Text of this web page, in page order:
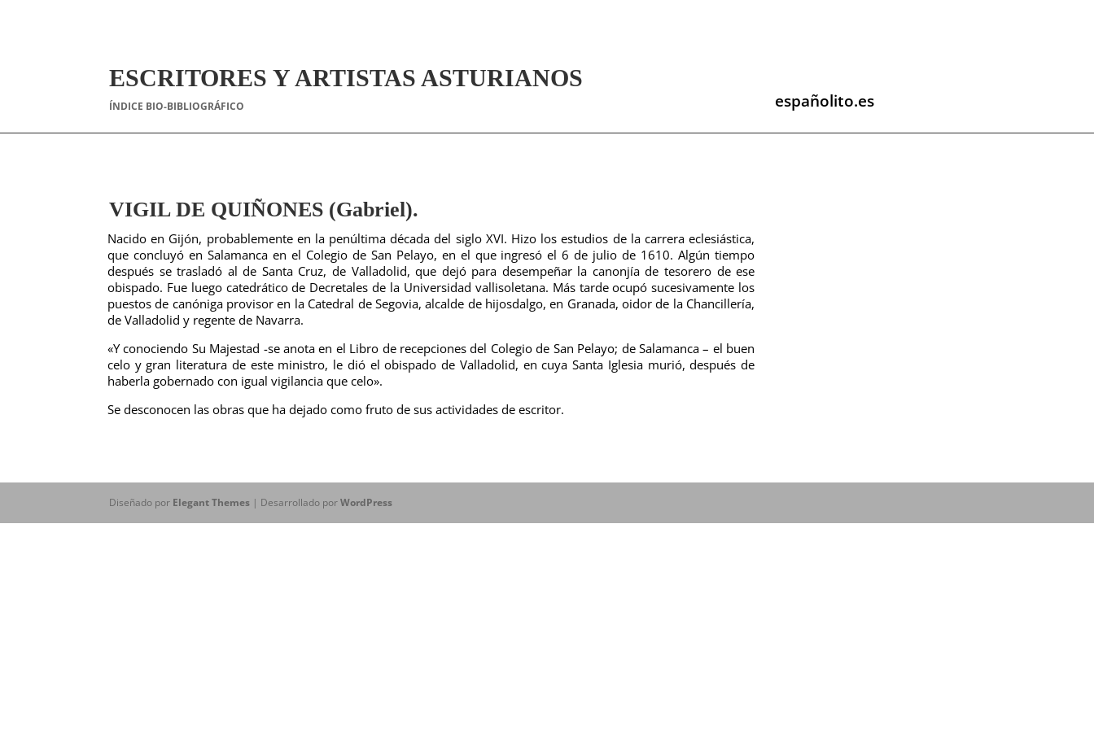
ESCRITORES Y ARTISTAS ASTURIANOS
ÍNDICE BIO-BIBLIOGRÁFICO españolito.es
VIGIL DE QUIÑONES (Gabriel).
Nacido en Gijón, probablemente en la penúltima década del siglo XVI. Hizo los estudios de la carrera eclesiástica,
que concluyó en Salamanca en el Colegio de San Pelayo, en el que ingresó el 6 de julio de 1610. Algún tiempo
después se trasladó al de Santa Cruz, de Valladolid, que dejó para desempeñar la canonjía de tesorero de ese
obispado. Fue luego catedrático de Decretales de la Universidad vallisoletana. Más tarde ocupó sucesivamente los
puestos de canóniga provisor en la Catedral de Segovia, alcalde de hijosdalgo, en Granada, oidor de la Chancillería,
de Valladolid y regente de Navarra.
«Y conociendo Su Majestad -se anota en el Libro de recepciones del Colegio de San Pelayo; de Salamanca – el buen
celo y gran literatura de este ministro, le dió el obispado de Valladolid, en cuyaSanta Iglesia murió, después de
haberla gobernado con igual vigilancia que celo».
Se desconocen las obras que ha dejado como fruto de sus actividades de escritor.
Diseñado por Elegant Themes | Desarrollado porWordPress